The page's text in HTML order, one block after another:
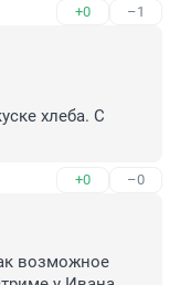
+0 –1
хлеба. С
+0 –0
возможное